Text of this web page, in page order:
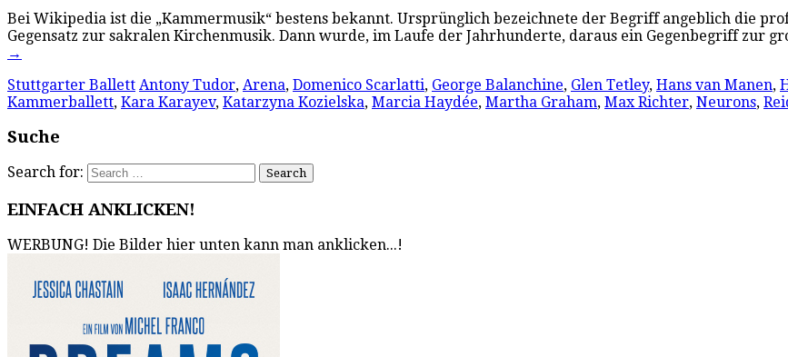
Bei Wikipedia ist die „Kammermusik“ bestens bekannt. Ursprünglich bezeichnete der Begriff angeblich die
Gegensatz zur sakralen Kirchenmusik. Dann wurde, im Laufe der Jahrhunderte, daraus ein Gegenbegriff zur
→
Stuttgarter Ballett Antony Tudor, Arena, Domenico Scarlatti, George Balanchine, Glen Tetley, Hans van Manen,
Kammerballett, Kara Karayev, Katarzyna Kozielska, Marcia Haydée, Martha Graham, Max Richter, Neurons,
Suche
Search for:
EINFACH ANKLICKEN!
WERBUNG! Die Bilder hier unten kann man anklicken...!